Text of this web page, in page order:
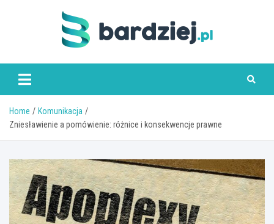
bardziej.pl
Home
Komunikacja
Zniesławienie a pomówienie: różnice i konsekwencje prawne